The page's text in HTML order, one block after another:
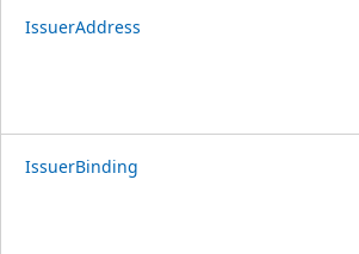
IssuerAddress
IssuerBinding